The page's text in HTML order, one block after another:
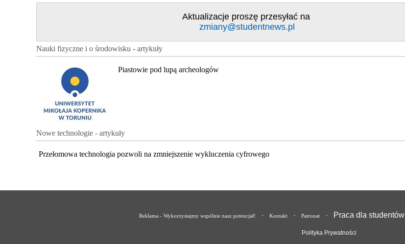
Aktualizacje proszę przesyłać na
zmiany@studentnews.pl
Nauki fizyczne i o środowisku - artykuły
Piastowie pod lupą archeologów
Nowe technologie - artykuły
Przełomowa technologia pozwoli na zmniejszenie wykluczenia cyfrowego
Reklama - Wykorzystajmy wspólnie nasz potencjał! • Kontakt • Patronat • Praca dla studentów
Polityka Prywatności